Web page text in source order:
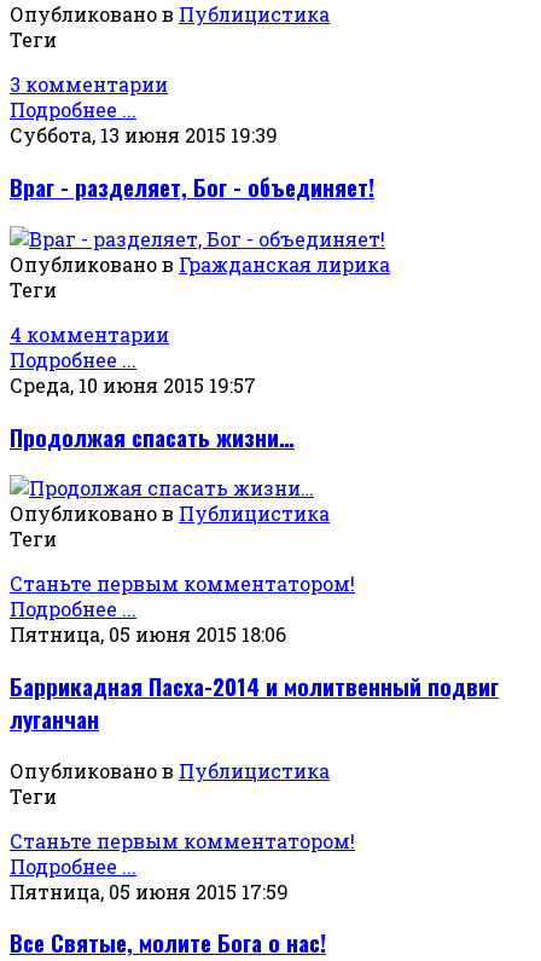
Опубликовано в Публицистика
Теги
3 комментарии
Подробнее ...
Суббота, 13 июня 2015 19:39
Враг - разделяет, Бог - объединяет!
Опубликовано в Гражданская лирика
Теги
4 комментарии
Подробнее ...
Среда, 10 июня 2015 19:57
Продолжая спасать жизни…
Опубликовано в Публицистика
Теги
Станьте первым комментатором!
Подробнее ...
Пятница, 05 июня 2015 18:06
Баррикадная Пасха-2014 и молитвенный подвиг
луганчан
Опубликовано в Публицистика
Теги
Станьте первым комментатором!
Подробнее ...
Пятница, 05 июня 2015 17:59
Все Святые, молите Бога о нас!